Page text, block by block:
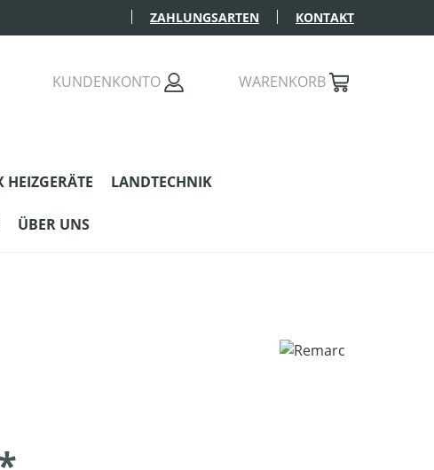
ZAHLUNGSARTEN KONTAKT
KUNDENKONTO WARENKORB
HEIZGERÄTE LANDTECHNIK
ÜBER UNS